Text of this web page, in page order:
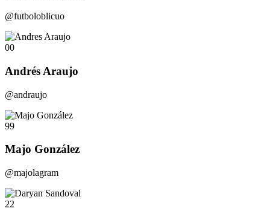
@futboloblicuo
00
Andrés Araujo
@andraujo
99
Majo González
@majolagram
22